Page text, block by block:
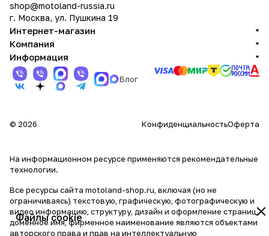
Файлы cookie
shop@motoland-russia.ru
г. Москва, ул. Пушкина 19
Интернет-магазин
Компания
Информация
Блог
© 2026 КонфиденциальностьОферта
На информационном ресурсе применяются рекомендательные
технологии.
Все ресурсы сайта motoland-shop.ru, включая (но не
ограничиваясь) текстовую, графическую, фотографическую и
видео информацию, структуру, дизайн и оформление страниц,
доменное имя, фирменное наименование являются объектами
авторского права и прав на интеллектуальную